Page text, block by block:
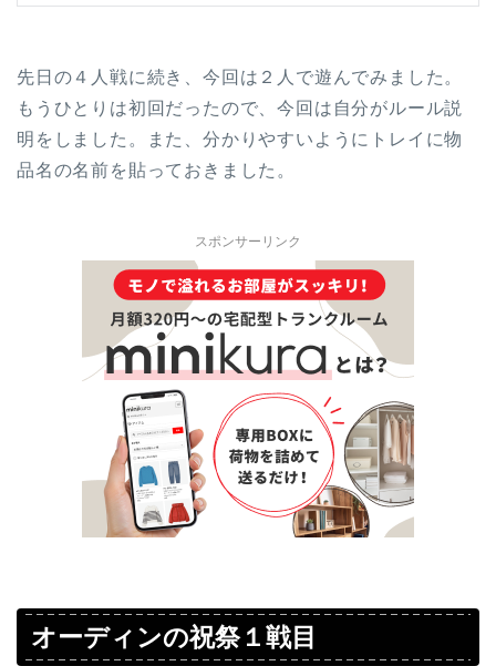
先日の４人戦に続き、今回は２人で遊んでみました。
もうひとりは初回だったので、今回は自分がルール説
明をしました。また、分かりやすいようにトレイに物
品名の名前を貼っておきました。
スポンサーリンク
オーディンの祝祭１戦目